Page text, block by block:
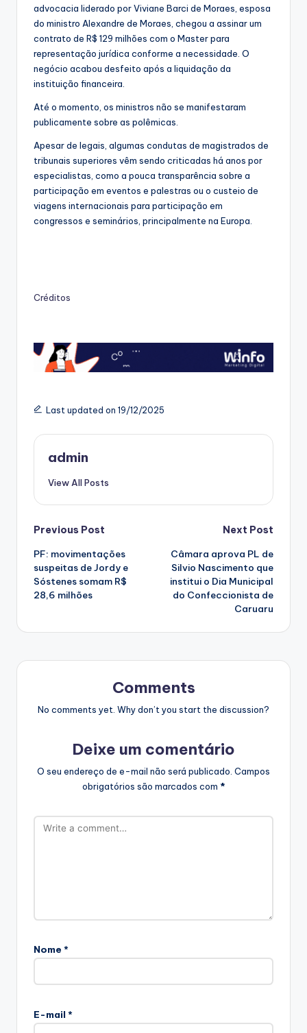
advocacia liderado por Viviane Barci de Moraes, esposa
do ministro Alexandre de Moraes, chegou a assinar um
contrato de R$ 129 milhões com o Master para
representação jurídica conforme a necessidade. O
negócio acabou desfeito após a liquidação da
instituição financeira.
Até o momento, os ministros não se manifestaram
publicamente sobre as polêmicas.
Apesar de legais, algumas condutas de magistrados de
tribunais superiores vêm sendo criticadas há anos por
especialistas, como a pouca transparência sobre a
participação em eventos e palestras ou o custeio de
viagens internacionais para participação em
congressos e seminários, principalmente na Europa.
Créditos
Last updated on 19/12/2025
admin
View All Posts
Post
navigation
Previous Post
PF: movimentações
suspeitas de Jordy e
Sóstenes somam R$
28,6 milhões
Next Post
Câmara aprova PL de
Silvio Nascimento que
institui o Dia Municipal
do Confeccionista de
Caruaru
Comments
No comments yet. Why don’t you start the discussion?
Deixe um comentário
O seu endereço de e-mail não será publicado. Campos
obrigatórios são marcados com *
Nome *
E-mail *